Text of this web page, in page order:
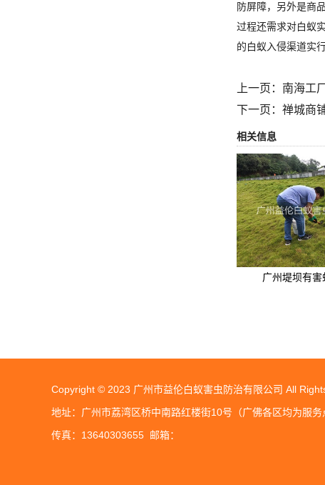
防屏障，另外是商
过程还需求对白蚁
的白蚁入侵渠道实行
上一页： 南海工
下一页： 禅城商
相关信息
广州堤坝有害
Copyright © 2023 广州市益伦白蚁害虫防治有限公司 All
地址：广州市荔湾区桥中南路红楼街10号（广佛各区均为服
传真：13640303655 邮箱：